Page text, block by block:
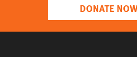
DONATE